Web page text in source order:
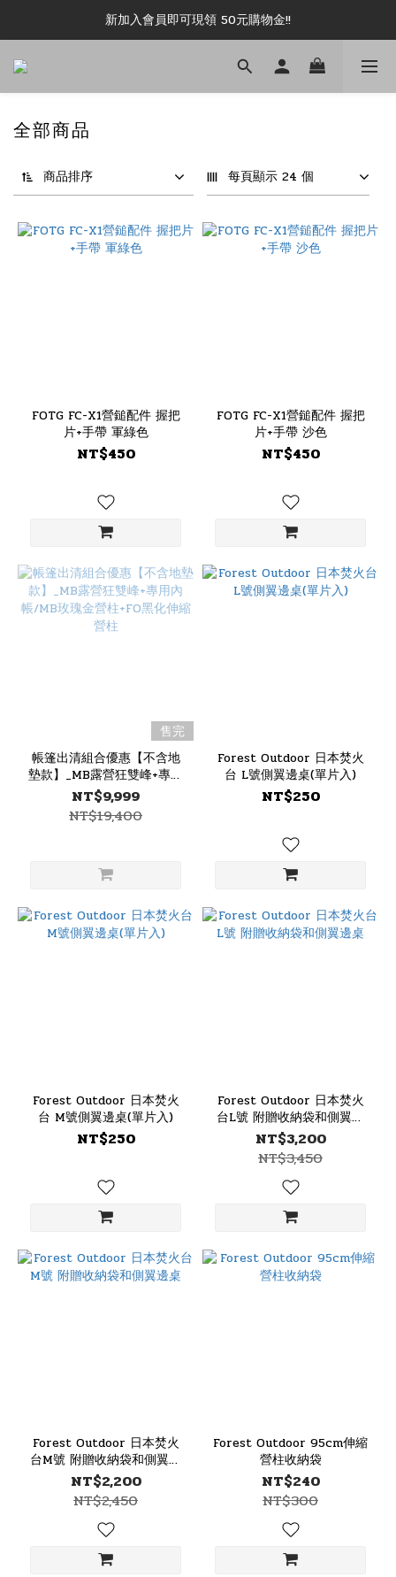
新加入會員即可現領 50元購物金!!
新加入會員即可現領 50元購物金!!
推薦好友露坑無上限領購物金!!
全部商品
商品排序 每頁顯示 24 個
FOTG FC-X1營鎚配件 握把
片+手帶 軍綠色
NT$450
FOTG FC-X1營鎚配件 握把
片+手帶 沙色
NT$450
售完
帳篷出清組合優惠【不含地
墊款】_MB露營狂雙峰+專用
內帳/MB玫瑰金營柱+FO黑化
伸縮營柱
NT$9,999
NT$19,400
Forest Outdoor 日本焚火
台 L號側翼邊桌(單片入)
NT$250
Forest Outdoor 日本焚火
台 M號側翼邊桌(單片入)
NT$250
Forest Outdoor 日本焚火
台L號 附贈收納袋和側翼邊
桌
NT$3,200
NT$3,450
Forest Outdoor 日本焚火
台M號 附贈收納袋和側翼邊
桌
NT$2,200
NT$2,450
Forest Outdoor 95cm伸縮
營柱收納袋
NT$240
NT$300